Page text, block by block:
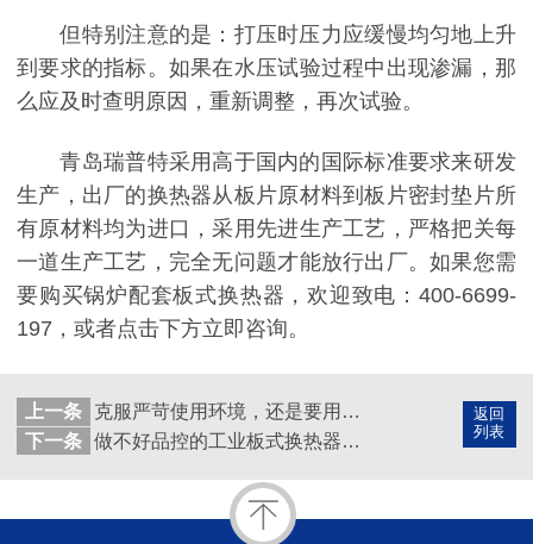
但特别注意的是：打压时压力应缓慢均匀地上升
到要求的指标。如果在水压试验过程中出现渗漏，那
么应及时查明原因，重新调整，再次试验。
青岛瑞普特采用高于国内的国际标准要求来研发
生产，出厂的换热器从板片原材料到板片密封垫片所
有原材料均为进口，采用先进生产工艺，严格把关每
一道生产工艺，完全无问题才能放行出厂。如果您需
要购买锅炉配套板式换热器，欢迎致电：400-6699-
197，或者点击下方立即咨询。
返回
列表
上一条
克服严苛使用环境，还是要用板壳式换热器
下一条
做不好品控的工业板式换热器可以丢掉了，有些甚至是连外观都很差